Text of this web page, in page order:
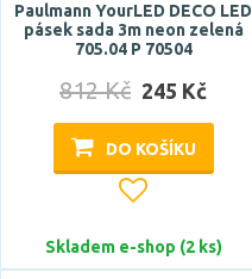
Barva světla
RGB
Paulmann YourLED DECO LED
pásek sada 3m neon zelená
705.04 P 70504
812 Kč 245 Kč
DO KOŠÍKU
Skladem e-shop (2 ks)